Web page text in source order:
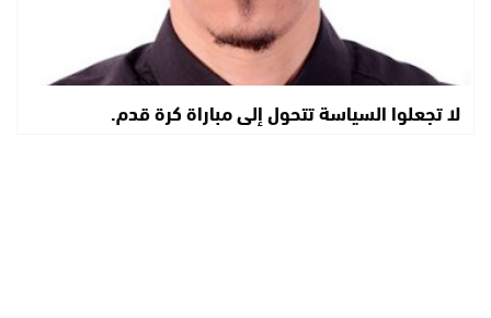
لا تجعلوا السياسة تتحول إلى مباراة كرة قدم.